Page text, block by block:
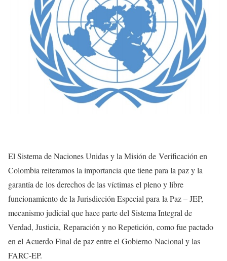
El Sistema de Naciones Unidas y la Misión de Verificación en
Colombia reiteramos la importancia que tiene para la paz y la
garantía de los derechos de las víctimas el pleno y libre
funcionamiento de la Jurisdicción Especial para la Paz – JEP,
mecanismo judicial que hace parte del Sistema Integral de
Verdad, Justicia, Reparación y no Repetición, como fue pactado
en el Acuerdo Final de paz entre el Gobierno Nacional y las
FARC-EP.